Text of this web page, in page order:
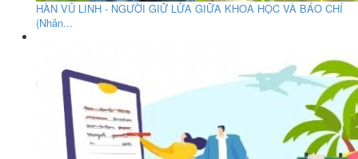
HÀN VŨ LINH - NGƯỜI GIỮ LỬA GIỮA KHOA HỌC VÀ BÁO CHÍ
(Nhân...